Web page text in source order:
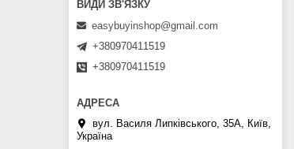
easybuyinshop@gmail.com
+380970411519
+380970411519
вул. Василя Липківського, 35А, Київ,
Україна